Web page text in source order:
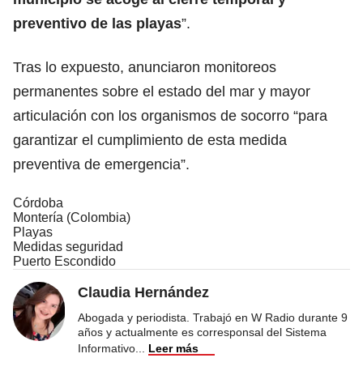
preventivo de las playas”.
Tras lo expuesto, anunciaron monitoreos
permanentes sobre el estado del mar y mayor
articulación con los organismos de socorro “para
garantizar el cumplimiento de esta medida
preventiva de emergencia”.
Córdoba
Montería (Colombia)
Playas
Medidas seguridad
Puerto Escondido
Claudia Hernández
Abogada y periodista. Trabajó en W Radio durante 9
años y actualmente es corresponsal del Sistema
Informativo
Leer más